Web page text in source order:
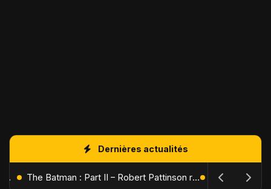
Dernières actualités
L'Âge de Glace : Le Réveil du Volcan – Manny, Sid et Diego de retour pour une aventure explosive The Batman : Part II – Robert Pattinson replonge dans les ténèbres de Gotham dès octobre 2027